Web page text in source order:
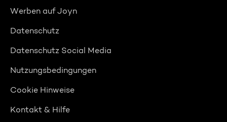
Werben auf Joyn
Datenschutz
Datenschutz Social Media
Nutzungsbedingungen
Cookie Hinweise
Kontakt & Hilfe